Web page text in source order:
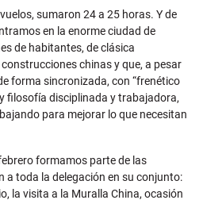
sumaron 24 a 25 horas. Y de
en la enorme ciudad de
de habitantes, de clásica
chinas y que, a pesar
forma sincronizada, con “frenético
filosofía disciplinada y trabajadora,
para mejorar lo que necesitan
formamos parte de las
a toda la delegación en su conjunto:
la visita a la Muralla China, ocasión